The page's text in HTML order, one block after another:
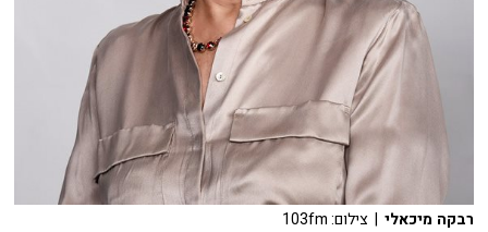
רבקה מיכאלי | צילום: 103fm